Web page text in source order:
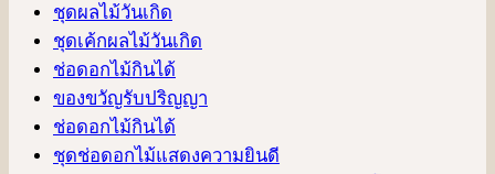
ชุดผลไม้วันเกิด
ชุดเค้กผลไม้วันเกิด
ช่อดอกไม้กินได้
ของขวัญรับปริญญา
ช่อดอกไม้กินได้
ชุดช่อดอกไม้แสดงความยินดี